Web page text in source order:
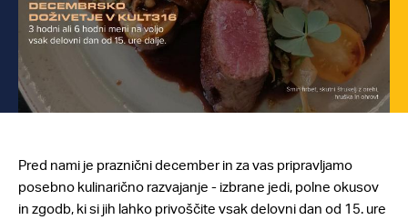
Pred nami je praznični december in za vas pripravljamo
posebno kulinarično razvajanje - izbrane jedi, polne okusov
in zgodb, ki si jih lahko privoščite vsak delovni dan od 15. ure